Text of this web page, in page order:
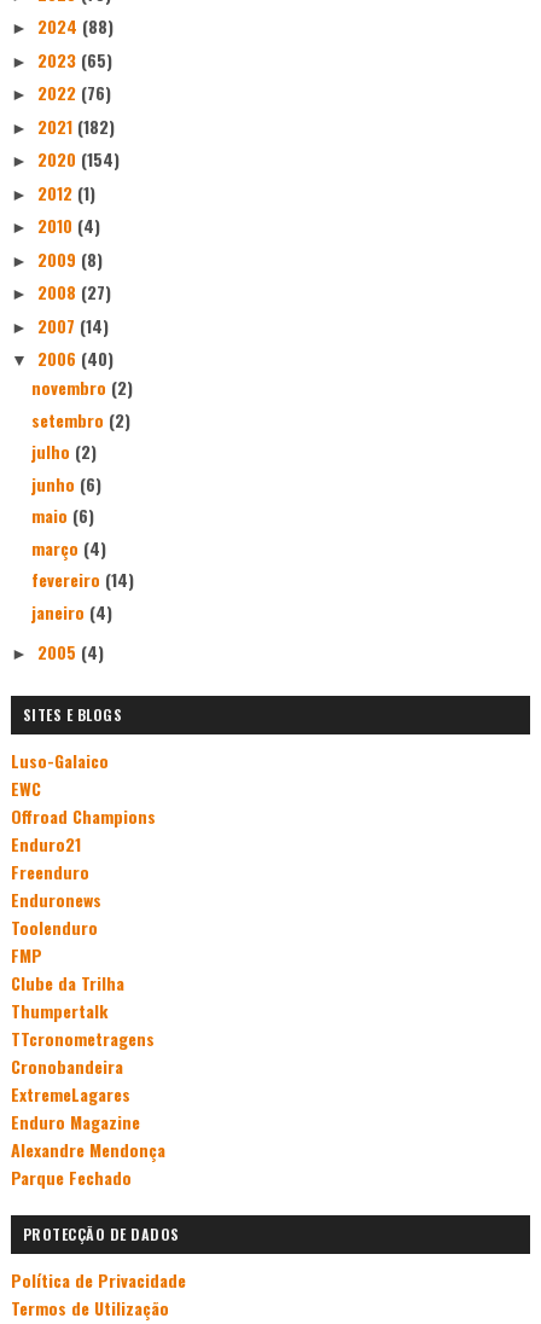
► 2024 (88)
► 2023 (65)
► 2022 (76)
► 2021 (182)
► 2020 (154)
► 2012 (1)
► 2010 (4)
► 2009 (8)
► 2008 (27)
► 2007 (14)
▼ 2006 (40)
novembro (2)
setembro (2)
julho (2)
junho (6)
maio (6)
março (4)
fevereiro (14)
janeiro (4)
► 2005 (4)
SITES E BLOGS
Luso-Galaico
EWC
Offroad Champions
Enduro21
Freenduro
Enduronews
Toolenduro
FMP
Clube da Trilha
Thumpertalk
TTcronometragens
Cronobandeira
ExtremeLagares
Enduro Magazine
Alexandre Mendonça
Parque Fechado
PROTECÇÃO DE DADOS
Política de Privacidade
Termos de Utilização